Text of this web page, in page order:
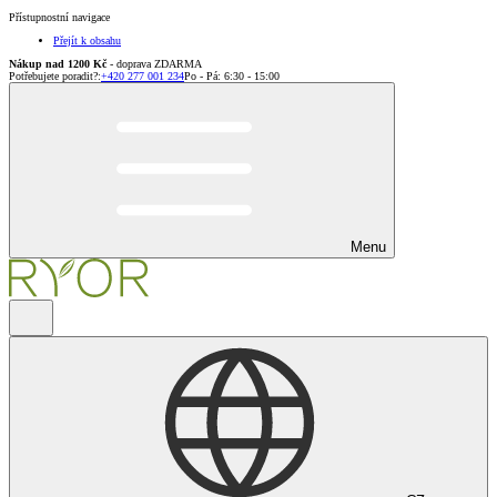
Přístupnostní navigace
Přejít k obsahu
Nákup nad 1200 Kč - doprava ZDARMA
Potřebujete poradit?:+420 277 001 234Po - Pá: 6:30 - 15:00
Menu